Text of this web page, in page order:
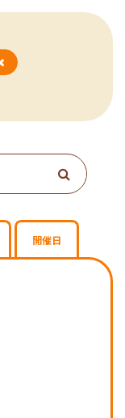
た
条
件
検
開催日